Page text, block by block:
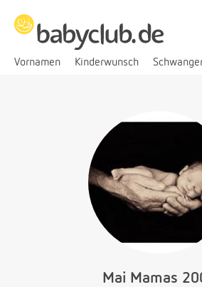
Vornamen Kinderwunsch
Mai Mamas